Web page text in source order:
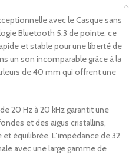
avec le Casque sans
Bluetooth 5.3 de pointe, ce
et stable pour une liberté de
un son incomparable grâce à la
de 40 mm qui offrent une
20 Hz à 20 kHz garantit une
et des aigus cristallins,
équilibrée. L’impédance de 32
avec une large gamme de